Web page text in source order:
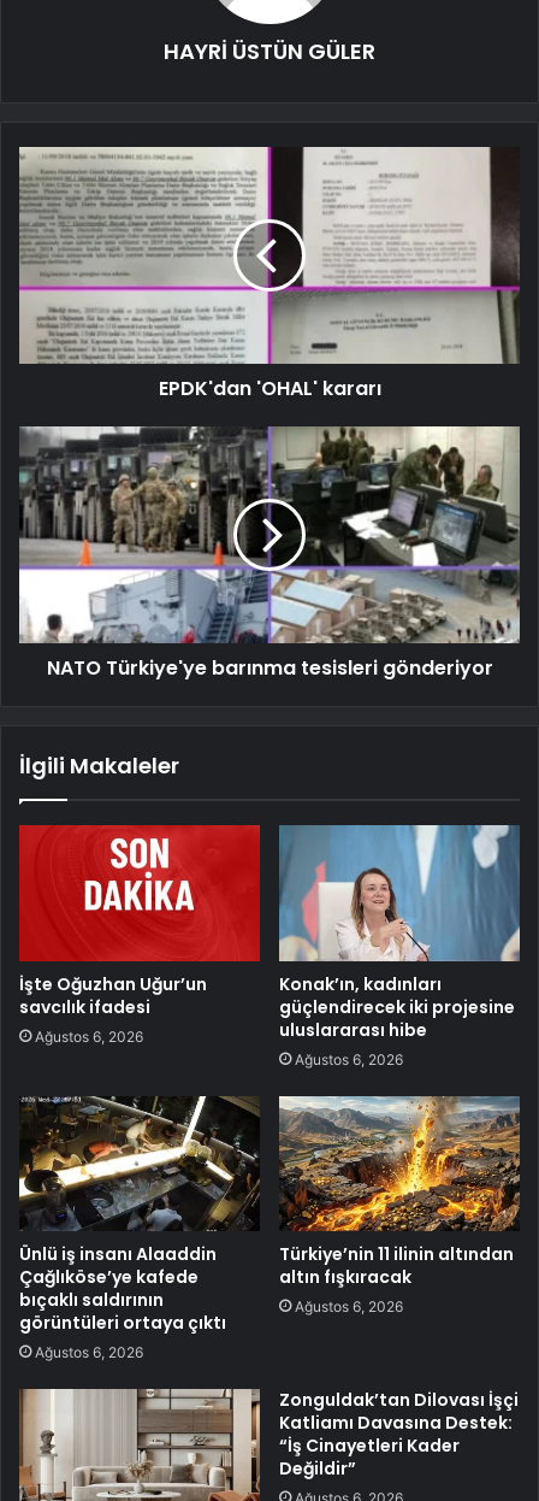
HAYRİ ÜSTÜN GÜLER
EPDK'dan 'OHAL' kararı
NATO Türkiye'ye barınma tesisleri gönderiyor
İlgili Makaleler
İşte Oğuzhan Uğur’un
savcılık ifadesi
Ağustos 6, 2026
Konak’ın, kadınları
güçlendirecek iki projesine
uluslararası hibe
Ağustos 6, 2026
Ünlü iş insanı Alaaddin
Çağlıköse’ye kafede
bıçaklı saldırının
görüntüleri ortaya çıktı
Ağustos 6, 2026
Türkiye’nin 11 ilinin altından
altın fışkıracak
Ağustos 6, 2026
Zonguldak’tan Dilovası İşçi
Katliamı Davasına Destek:
“İş Cinayetleri Kader
Değildir”